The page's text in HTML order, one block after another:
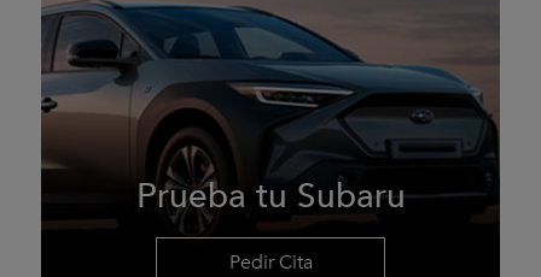
Prueba tu Subaru
Pedir Cita